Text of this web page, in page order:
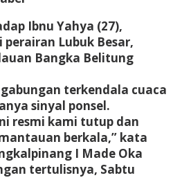
Ibnu Yahya (27),
Lubuk Besar,
Bangka Belitung
terkendala cuaca
sinyal ponsel.
resmi kami tutup dan
berkala,” kata
I Made Oka
tertulisnya, Sabtu